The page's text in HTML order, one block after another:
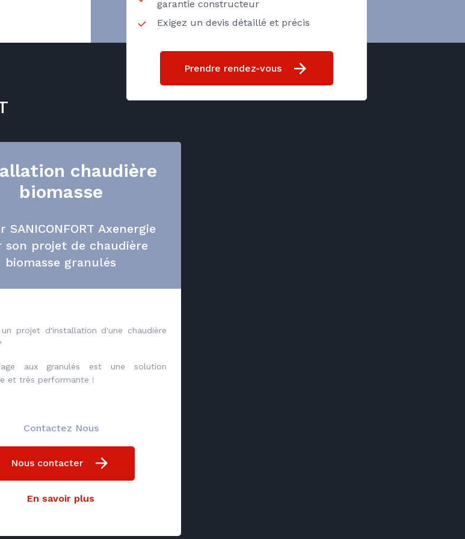
garantie constructeur
Exigez un devis détaillé et précis
Prendre rendez-vous
chaudière
biomasse
SANICONFORT Axenergie
son projet de chaudière
biomasse granulés
projet d'installation d'une chaudière
aux granulés est une solution
et très performante !
Contactez Nous
Nous contacter
En savoir plus